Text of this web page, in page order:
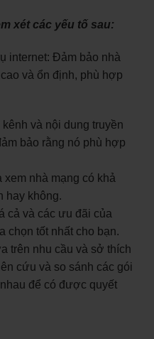
xét các yếu tố sau:
internet: Đảm bảo nhà
và ổn định, phù hợp
và nội dung truyền
bảo rằng nó phù hợp
xem nhà mạng có khả
hay không.
cả và các ưu đãi của
chọn tốt nhất cho bạn.
trên nhu cầu và sở thích
cứu và so sánh các gói
để có được quyết